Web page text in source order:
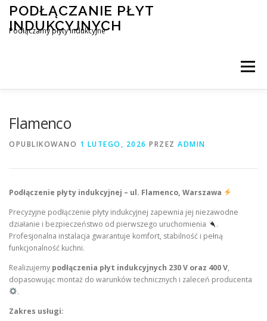
Przejdź
treści
PODŁĄCZANIE PŁYT
INDUKCYJNYCH
Podłączamy płyty indukcyjne
Menu
Flamenco
OPUBLIKOWANO 1 LUTEGO, 2026 PRZEZ ADMIN
Podłączenie płyty indukcyjnej – ul. Flamenco, Warszawa
Precyzyjne podłączenie płyty indukcyjnej zapewnia jej niezawodne
działanie i bezpieczeństwo od pierwszego uruchomienia
.
Profesjonalna instalacja gwarantuje komfort, stabilność i pełną
funkcjonalność kuchni.
Realizujemy podłączenia płyt indukcyjnych 230 V oraz 400 V,
dopasowując montaż do warunków technicznych i zaleceń producenta
.
Zakres usługi: